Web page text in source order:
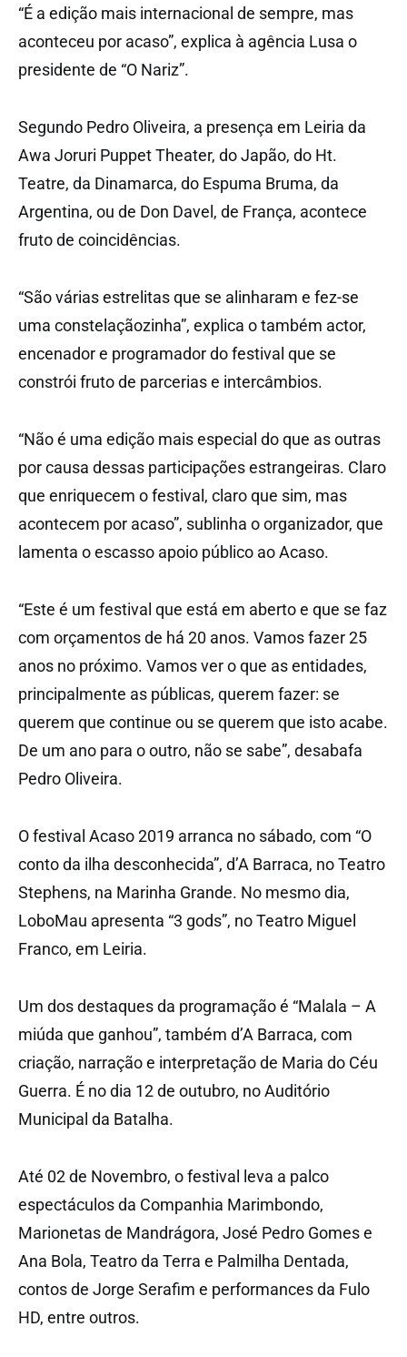
“É a edição mais internacional de sempre, mas
aconteceu por acaso”, explica à agência Lusa o
presidente de “O Nariz”.
Segundo Pedro Oliveira, a presença em Leiria da
Awa Joruri Puppet Theater, do Japão, do Ht.
Teatre, da Dinamarca, do Espuma Bruma, da
Argentina, ou de Don Davel, de França, acontece
fruto de coincidências.
“São várias estrelitas que se alinharam e fez-se
uma constelaçãozinha”, explica o também actor,
encenador e programador do festival que se
constrói fruto de parcerias e intercâmbios.
“Não é uma edição mais especial do que as outras
por causa dessas participações estrangeiras. Claro
que enriquecem o festival, claro que sim, mas
acontecem por acaso”, sublinha o organizador, que
lamenta o escasso apoio público ao Acaso.
“Este é um festival que está em aberto e que se faz
com orçamentos de há 20 anos. Vamos fazer 25
anos no próximo. Vamos ver o que as entidades,
principalmente as públicas, querem fazer: se
querem que continue ou se querem que isto acabe.
De um ano para o outro, não se sabe”, desabafa
Pedro Oliveira.
O festival Acaso 2019 arranca no sábado, com “O
conto da ilha desconhecida”, d’A Barraca, no Teatro
Stephens, na Marinha Grande. No mesmo dia,
LoboMau apresenta “3 gods”, no Teatro Miguel
Franco, em Leiria.
Um dos destaques da programação é “Malala – A
miúda que ganhou”, também d’A Barraca, com
criação, narração e interpretação de Maria do Céu
Guerra. É no dia 12 de outubro, no Auditório
Municipal da Batalha.
Até 02 de Novembro, o festival leva a palco
espectáculos da Companhia Marimbondo,
Marionetas de Mandrágora, José Pedro Gomes e
Ana Bola, Teatro da Terra e Palmilha Dentada,
contos de Jorge Serafim e performances da Fulo
HD, entre outros.